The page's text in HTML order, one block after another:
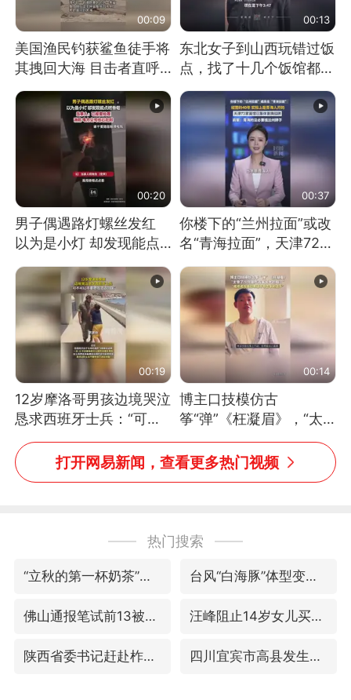
00:09
美国渔民钓获鲨鱼徒手将
其拽回大海 目击者直呼
震惊 （视频来源：参考
消息）
00:13
东北女子到山西玩错过饭
点，找了十几个饭馆都没
开门：午休到几点
00:20
男子偶遇路灯螺丝发红
以为是小灯 却发现能点
燃香烟 当事人：已报警
处理
00:37
你楼下的“兰州拉面”或改
名“青海拉面”，天津72家
面馆已集体更换招牌
00:19
12岁摩洛哥男孩边境哭泣
恳求西班牙士兵：“可不
可以不要把我遣返回国”
00:14
博主口技模仿古
筝“弹”《枉凝眉》，“太
像了～你是吃古筝长大的
吗？”“或将成为首位考级
不带古筝的选手。”（来
打开网易新闻，查看更多热门视频
热门搜索
“立秋的第一杯奶茶”又爆单了 台风“白海豚”体型变大！环流面积接近13个浙江那么大
佛山通报笔试前13被淘汰后5名进体检 汪峰阻止14岁女儿买大牌
陕西省委书记赶赴柞水县杏坪镇 四川宜宾市高县发生4.9级地震